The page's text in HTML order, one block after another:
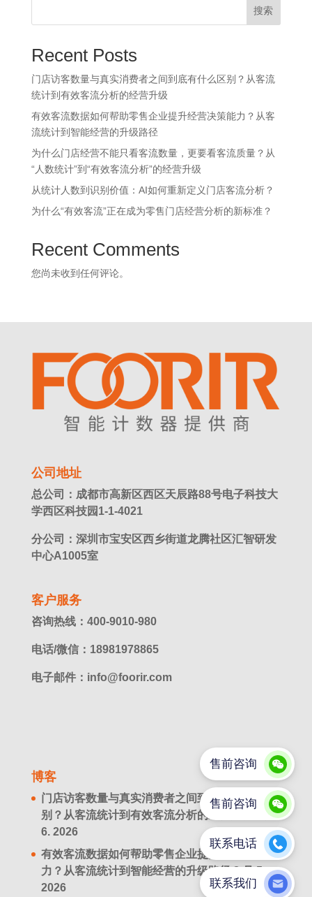
搜索
Recent Posts
门店访客数量与真实消费者之间到底有什么区别？从客流
统计到有效客流分析的经营升级
有效客流数据如何帮助零售企业提升经营决策能力？从客
流统计到智能经营的升级路径
为什么门店经营不能只看客流数量，更要看客流质量？从
“人数统计”到“有效客流分析”的经营升级
从统计人数到识别价值：AI如何重新定义门店客流分析？
为什么“有效客流”正在成为零售门店经营分析的新标准？
Recent Comments
您尚未收到任何评论。
公司地址
总公司：成都市高新区西区天辰路88号电子科技大
学西区科技园1-1-4021
分公司：深圳市宝安区西乡街道龙腾社区汇智研发
中心A1005室
客户服务
咨询热线：400-9010-980
电话/微信：18981978865
电子邮件：info@foorir.com
博客
门店访客数量与真实消费者之间到底有什么区
别？从客流统计到有效客流分析的经营升级
8 月
6. 2026
有效客流数据如何帮助零售企业提升经营决策能
力？从客流统计到智能经营的升级路径 8 月 5.
2026